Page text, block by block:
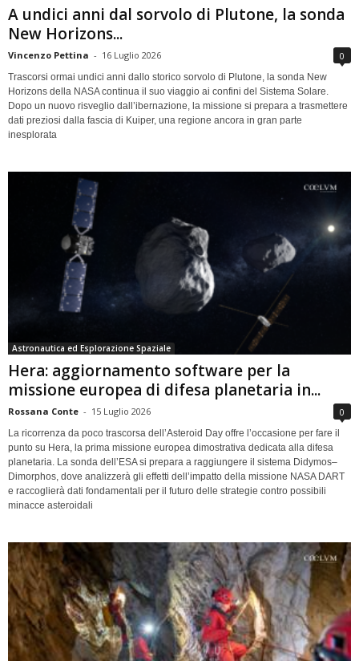
A undici anni dal sorvolo di Plutone, la sonda
New Horizons...
Vincenzo Pettina - 16 Luglio 2026 0
Trascorsi ormai undici anni dallo storico sorvolo di Plutone, la sonda New
Horizons della NASA continua il suo viaggio ai confini del Sistema Solare.
Dopo un nuovo risveglio dall’ibernazione, la missione si prepara a trasmettere
dati preziosi dalla fascia di Kuiper, una regione ancora in gran parte
inesplorata
Astronautica ed Esplorazione Spaziale
Hera: aggiornamento software per la
missione europea di difesa planetaria in...
Rossana Conte - 15 Luglio 2026 0
La ricorrenza da poco trascorsa dell’Asteroid Day offre l’occasione per fare il
punto su Hera, la prima missione europea dimostrativa dedicata alla difesa
planetaria. La sonda dell’ESA si prepara a raggiungere il sistema Didymos–
Dimorphos, dove analizzerà gli effetti dell’impatto della missione NASA DART
e raccoglierà dati fondamentali per il futuro delle strategie contro possibili
minacce asteroidali